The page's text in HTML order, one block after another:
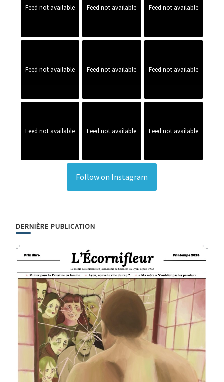
Feed not available Feed not available Feed not available
Feed not available Feed not available Feed not available
Feed not available Feed not available Feed not available
Follow on Instagram
DERNIÈRE PUBLICATION